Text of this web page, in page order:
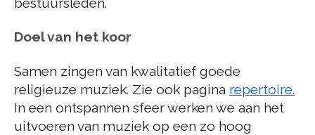
Doel van het koor
Samen zingen van kwalitatief goede
religieuze muziek. Zie ook pagina repertoire.
In een ontspannen sfeer werken we aan het
uitvoeren van muziek op een zo hoog